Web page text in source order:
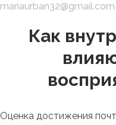
mariaurban32@gmail.com
Как
Оценка достижения